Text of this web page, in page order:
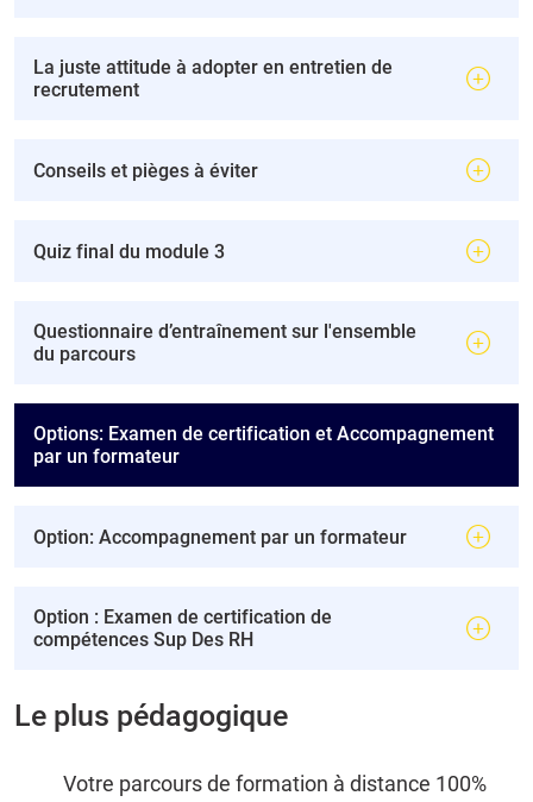
La juste attitude à adopter en entretien de
recrutement
Conseils et pièges à éviter
Quiz final du module 3
Questionnaire d’entraînement sur l'ensemble
du parcours
Options: Examen de certification et Accompagnement
par un formateur
Option: Accompagnement par un formateur
Option : Examen de certification de
compétences Sup Des RH
Le plus pédagogique
Votre parcours de formation à distance 100%